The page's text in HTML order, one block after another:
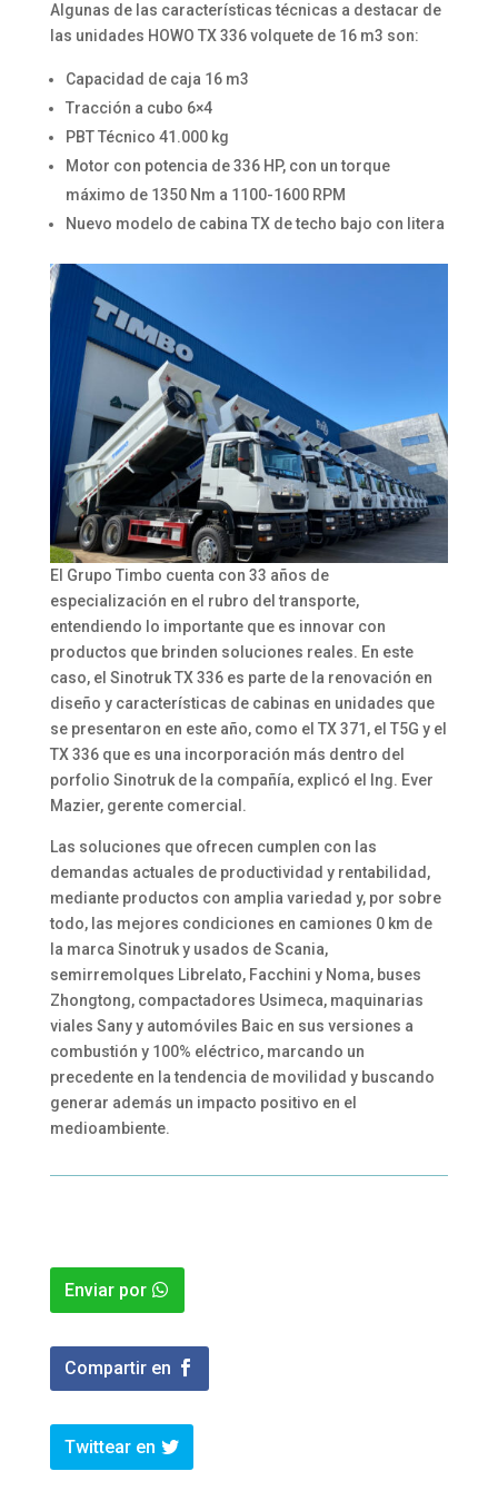
Algunas de las características técnicas a destacar de
las unidades HOWO TX 336 volquete de 16 m3 son:
Capacidad de caja 16 m3
Tracción a cubo 6×4
PBT Técnico 41.000 kg
Motor con potencia de 336 HP, con un torque
máximo de 1350 Nm a 1100-1600 RPM
Nuevo modelo de cabina TX de techo bajo con litera
El Grupo Timbo cuenta con 33 años de
especialización en el rubro del transporte,
entendiendo lo importante que es innovar con
productos que brinden soluciones reales. En este
caso, el Sinotruk TX 336 es parte de la renovación en
diseño y características de cabinas en unidades que
se presentaron en este año, como el TX 371, el T5G y el
TX 336 que es una incorporación más dentro del
porfolio Sinotruk de la compañía, explicó el Ing. Ever
Mazier, gerente comercial.
Las soluciones que ofrecen cumplen con las
demandas actuales de productividad y rentabilidad,
mediante productos con amplia variedad y, por sobre
todo, las mejores condiciones en camiones 0 km de
la marca Sinotruk y usados de Scania,
semirremolques Librelato, Facchini y Noma, buses
Zhongtong, compactadores Usimeca, maquinarias
viales Sany y automóviles Baic en sus versiones a
combustión y 100% eléctrico, marcando un
precedente en la tendencia de movilidad y buscando
generar además un impacto positivo en el
medioambiente.
Enviar por
Compartir en
Twittear en